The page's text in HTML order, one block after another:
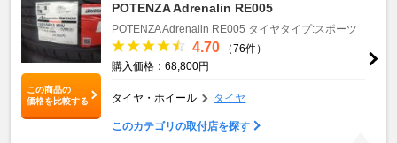
この商品の
価格を比較する
POTENZA Adrenalin RE005
POTENZA Adrenalin RE005 タイヤタイプ:スポーツ
4.70
（76件）
購入価格：68,800円
タイヤ・ホイール タイヤ
このカテゴリの取付店を探す